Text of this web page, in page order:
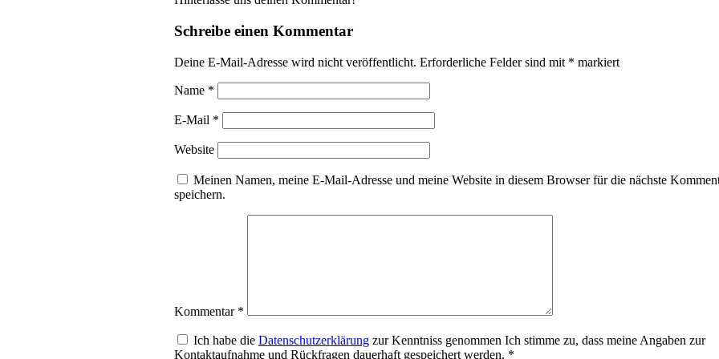
Schreibe einen Kommentar
Deine E-Mail-Adresse wird nicht veröffentlicht. Erforderliche Felder sind mit * markiert
Name *
E-Mail *
Website
Meinen Namen, meine E-Mail-Adresse und meine Website in diesem Browser für die nächste
speichern.
Kommentar *
Ich habe die Datenschutzerklärung zur Kenntniss genommen Ich stimme zu, dass meine Angaben zur
Kontaktaufnahme und Rückfragen dauerhaft gespeichert werden. *